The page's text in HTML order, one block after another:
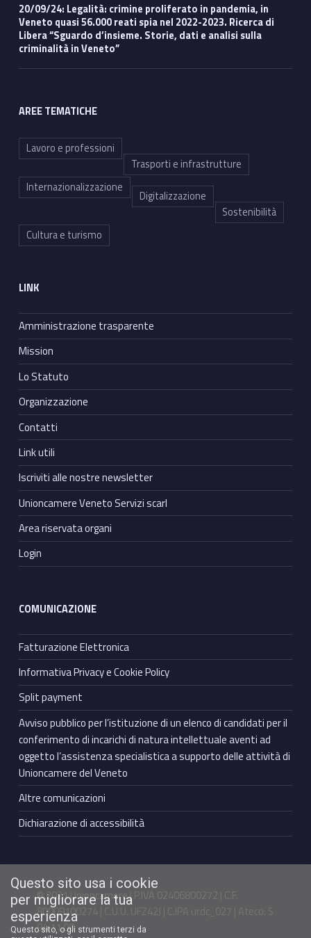
20/09/24: Legalità: crimine proliferato in pandemia, in
Veneto quasi 56.000 reati spia nel 2022-2023. Ricerca di
Libera “Sguardo d’insieme. Storie, dati e analisi sulla
criminalità in Veneto”
AREE TEMATICHE
Lavoro e professioni
Trasporti e infrastrutture
Internazionalizzazione
Digitalizzazione
Sostenibilità
Cultura e turismo
LINK
Amministrazione trasparente
Mission
Lo Statuto
Organizzazione
Contatti
Link utili
Iscriviti alle nostre newsletter
Unioncamere Veneto Servizi scarl
Area riservata organi
Login
COMUNICAZIONE
Fatturazione Elettronica
Informativa Privacy e Cookie Policy
Split payment
Avviso pubblico per l’istituzione di un elenco di candidati per il
conferimento di incarichi di natura intellettuale aventi ad
oggetto l’assistenza specialistica a supporto delle attività di
Unioncamere del Veneto
Altre comunicazioni
Dichiarazione di accessibilità
© 2021 Unioncamere | P.IVA 02406800272 | C.F.
80009100274 | C.U.U. UFZ42J | C.IPA urdc_027 | Ateco: S
94.11.00
Questo sito usa i cookie
per migliorare la tua
esperienza
Questo sito, o gli strumenti terzi da